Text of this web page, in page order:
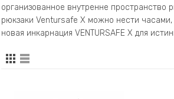
организованное внутренне
рюкзаки Ventursafe X можно нести часами,
новая инкарнация VENTURSAFE X для